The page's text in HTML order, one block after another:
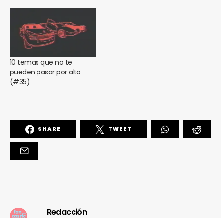
10 temas que no te
pueden pasar por alto
(#35)
SHARE TWEET
Redacción